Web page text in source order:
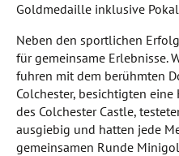
Goldmedaille inklusive
Neben den sportlichen
für gemeinsame Erlebnisse.
fuhren mit dem berühmten
Colchester, besichtigten
des Colchester Castle,
ausgiebig und hatten jede
gemeinsamen Runde